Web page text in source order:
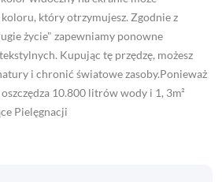
który otrzymujesz. Zgodnie z
życie" zapewniamy ponowne
Kupując tę przędzę, możesz
i chronić światowe zasoby.Ponieważ
10.800 litrów wody i 1, 3m²
Pielęgnacji